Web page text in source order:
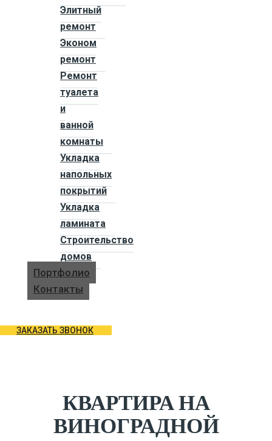
Элитный
ремонт
Эконом
ремонт
Ремонт
туалета
и
ванной
комнаты
Укладка
напольных
покрытий
Укладка
ламината
Строительство
домов
Портфолио
Контакты
ЗАКАЗАТЬ ЗВОНОК
КВАРТИРА НА
ВИНОГРАДНОЙ